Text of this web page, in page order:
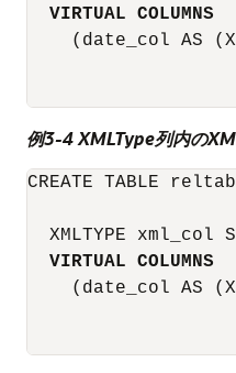
VIRTUAL COLUMNS
(date_col AS
例3-4 XMLType列内の
CREATE TABLE
XMLTYPE xml_col
VIRTUAL COLUMNS
(date_col AS